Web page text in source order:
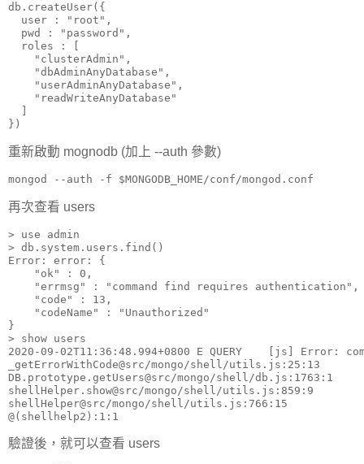
db.createUser({
  user : "root",
  pwd : "password",
  roles : [
    "clusterAdmin",
    "dbAdminAnyDatabase",
    "userAdminAnyDatabase",
    "readWriteAnyDatabase"
})
重新啟動 mognodb (加上 --auth 參數)
mongod --auth -f $MONGODB_HOME/conf/mongod.conf
再次查看 users
> use admin
> db.system.users.find()
Error: error: {
    "ok" : 0,
    "errmsg" : "command find requires authentication",
    "code" : 13,
    "codeName" : "Unauthorized"
}
> show users
2020-09-02T11:36:48.994+0800 E QUERY    [js] Error:
_getErrorWithCode@src/mongo/shell/utils.js:25:13
DB.prototype.getUsers@src/mongo/shell/db.js:1763:1
shellHelper.show@src/mongo/shell/utils.js:859:9
shellHelper@src/mongo/shell/utils.js:766:15
@(shellhelp2):1:1
驗證後，就可以查看 users